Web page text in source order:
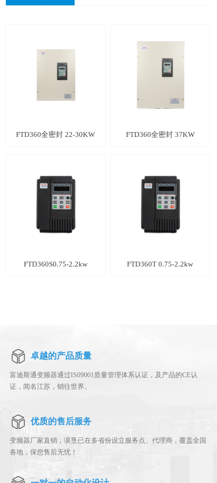
FTD360全密封 22-30KW FTD360全密封 37KW
FTD360S0.75-2.2kw FTD360T 0.75-2.2kw
卓越的产品质量
富迪斯通变频器通过IS09001质量管理体系认证，及产品的CE认
证，闻名江苏，销往世界。
优质的售后服务
变频器厂家直销，谟垦已在多省份设立服务点、代理商，覆盖全国
各地，保您售后无忧！